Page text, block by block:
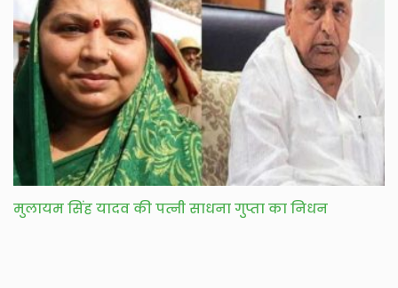
मुलायम सिंह यादव की पत्नी साधना गुप्ता का निधन